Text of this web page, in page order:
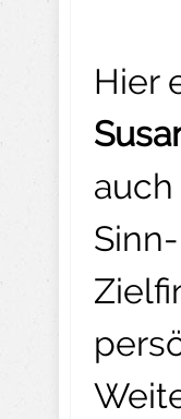
Hier